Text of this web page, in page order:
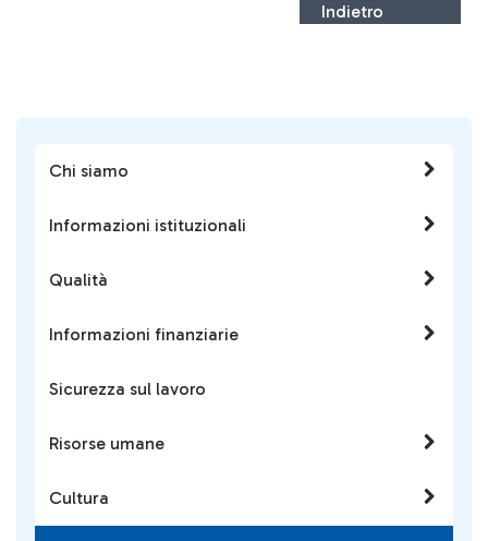
Chi siamo
Informazioni istituzionali
Qualità
Informazioni finanziarie
Sicurezza sul lavoro
Risorse umane
Cultura
Indietro